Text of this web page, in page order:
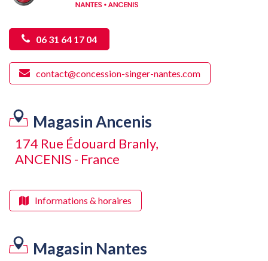
06 31 64 17 04
contact@concession-singer-nantes.com
Magasin Ancenis
174 Rue Édouard Branly,
ANCENIS - France
Informations & horaires
Magasin Nantes